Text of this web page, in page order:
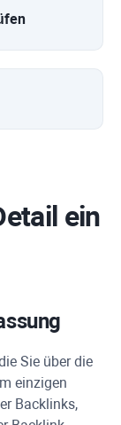
ein
Sie über die
einzigen
Backlinks,